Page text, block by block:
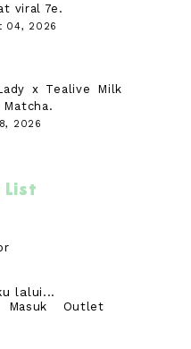
viral 7e.
04, 2026
x Tealive Milk
Matcha.
2026
List
lalui...
Outlet